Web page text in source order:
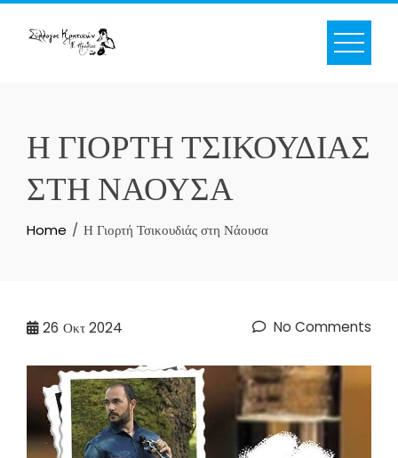
Skip
Η ΓΙΟΡΤΉ ΤΣΙΚΟΥΔΙΆΣ
ΣΤΗ ΝΆΟΥΣΑ
Home Η Γιορτή Τσικουδιάς στη Νάουσα
26 Οκτ 2024 No Comments